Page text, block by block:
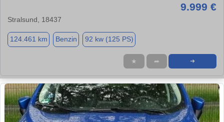
9.999 €
Stralsund, 18437
124.461 km Benzin 92 kw (125 PS)
★ ➦ ➜